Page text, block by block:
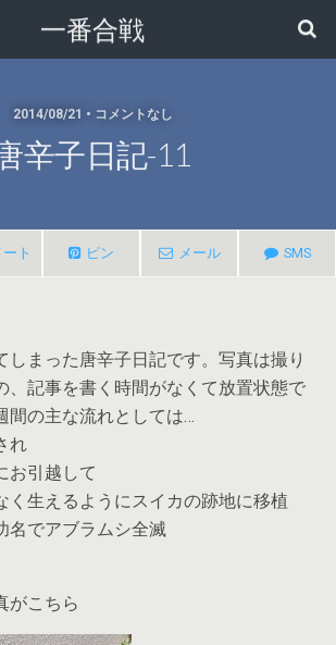
一番合戦
2014/08/21 • コメントなし
辛子日記-11
ト ピン メール SMS
しまった唐辛子日記です。写真は撮り
、記事を書く時間がなくて放置状態で
間の主な流れとしては…
れ
お引越して
く生えるようにスイカの跡地に移植
名でアブラムシ全滅
がこちら